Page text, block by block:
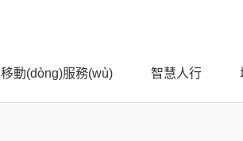
移動(dòng)服務(wù) 智慧人行